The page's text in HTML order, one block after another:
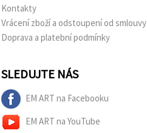
Kontakty
Vrácení zboží a odstoupení od smlouvy
Doprava a platební podmínky
SLEDUJTE NÁS
EM ART na Facebooku
EM ART na YouTube